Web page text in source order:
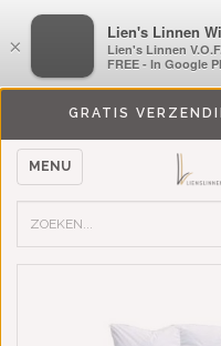
GRATIS
MENU
×
Lien's Linnen
FREE - In Google
×
Lien's Linnen
Lien's Linnen
FREE - In Google